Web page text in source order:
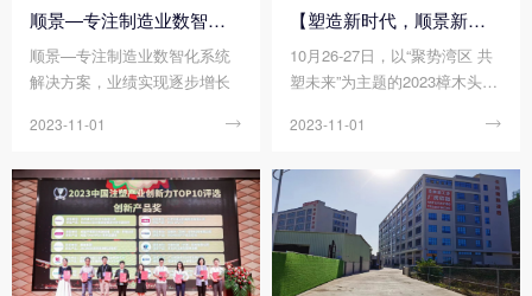
的塑料制品，但有不断追求性
的塑料，注定难堪大用，不会
是靠谱的产品和商品，作为承
接上游合成树脂和下游具体应
自然不言而喻。
顺景—专注制造业数智化系统解决方案，业绩实现逐步增长
顺景—专注制造业数智化系统
解决方案，业绩实现逐步增长
2023-11-01 
【塑造新时代，顺景新制造】祝贺2023樟木头塑博会圆满落幕!
10月26-27日，以“聚势湾区 共
塑未来”为主题的2023樟木头塑
幕!
2023-11-01 